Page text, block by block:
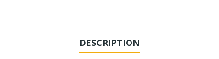
DESCRIPTION